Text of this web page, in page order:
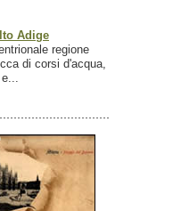
Adige
regione
di corsi d'acqua,
e...